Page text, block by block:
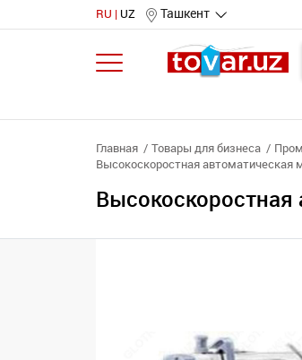
RU UZ Ташкент
Главная Товары для бизнеса
Высокоскоростная автоматическая